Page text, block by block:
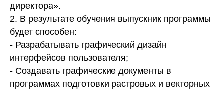
директора».
2. В результате обучения выпускник программы
будет способен:
- Разрабатывать графический дизайн
интерфейсов пользователя;
- Создавать графические документы в
программах подготовки растровых и векторных
+7 (495) 134-34- 71
Чистопрудный бул., 5, Москва
tpprf@iimba.ru
COPYRIGHT © МИМОП ТПП РФ
ДИЗАЙН